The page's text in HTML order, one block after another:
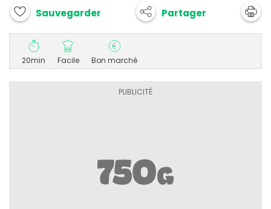
Sauvegarder Partager
20min Facile Bon marché